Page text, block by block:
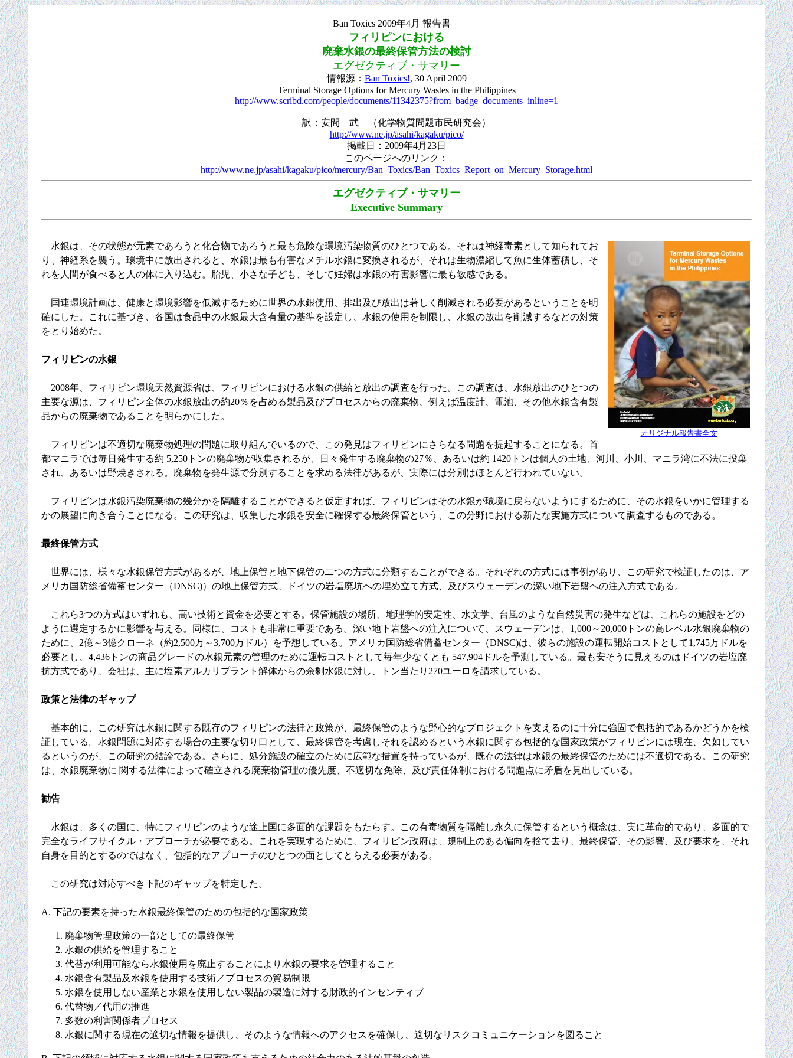
Ban Toxics 2009年4月 報告書
フィリピンにおける
廃棄水銀の最終保管方法の検討
エグゼクティブ・サマリー
情報源： Ban Toxics!, 30 April 2009
Terminal Storage Options for Mercury Wastes in the Philippines
http://www.scribd.com/people/documents/11342375?from_badge_documents_inline=1
訳：安間 武 （化学物質問題市民研究会）
http://www.ne.jp/asahi/kagaku/pico/
掲載日：2009年4月23日
このページへのリンク：
http://www.ne.jp/asahi/kagaku/pico/mercury/Ban_Toxics/Ban_Toxics_Report_on_Mercury_Storage.html
エグゼクティブ・サマリー
Executive Summary
オリジナル報告書全文
水銀は、その状態が元素であろうと化合物であろうと最も危険な環境汚染物質のひとつである。それは神経毒素として知られてお
り、神経系を襲う。環境中に放出されると、水銀は最も有害なメチル水銀に変換されるが、それは生物濃縮して魚に生体蓄積し、そ
れを人間が食べると人の体に入り込む。胎児、小さな子ども、そして妊婦は水銀の有害影響に最も敏感である。
国連環境計画は、健康と環境影響を低減するために世界の水銀使用、排出及び放出は著しく削減される必要があるということを明
確にした。これに基づき、各国は食品中の水銀最大含有量の基準を設定し、水銀の使用を制限し、水銀の放出を削減するなどの対策
をとり始めた。
フィリピンの水銀
2008年、フィリピン環境天然資源省は、フィリピンにおける水銀の供給と放出の調査を行った。この調査は、水銀放出のひとつの
主要な源は、フィリピン全体の水銀放出の約20％を占める製品及びプロセスからの廃棄物、例えば温度計、電池、その他水銀含有製
品からの廃棄物であることを明らかにした。
フィリピンは不適切な廃棄物処理の問題に取り組んでいるので、この発見はフィリピンにさらなる問題を提起することになる。首
都マニラでは毎日発生する約 5,250トンの廃棄物が収集されるが、日々発生する廃棄物の27％、あるいは約 1420トンは個人の土地、河川、小川、マニラ湾に不法に投棄
され、あるいは野焼きされる。廃棄物を発生源で分別することを求める法律があるが、実際には分別はほとんど行われていない。
フィリピンは水銀汚染廃棄物の幾分かを隔離することができると仮定すれば、フィリピンはその水銀が環境に戻らないようにするために、その水銀をいかに管理する
かの展望に向き合うことになる。この研究は、収集した水銀を安全に確保する最終保管という、この分野における新たな実施方式について調査するものである。
最終保管方式
世界には、様々な水銀保管方式があるが、地上保管と地下保管の二つの方式に分類することができる。それぞれの方式には事例があり、この研究で検証したのは、ア
メリカ国防総省備蓄センター（DNSC)）の地上保管方式、ドイツの岩塩廃坑への埋め立て方式、及びスウェーデンの深い地下岩盤への注入方式である。
これら3つの方式はいずれも、高い技術と資金を必要とする。保管施設の場所、地理学的安定性、水文学、台風のような自然災害の発生などは、これらの施設をどの
ように選定するかに影響を与える。同様に、コストも非常に重要である。深い地下岩盤への注入について、スウェーデンは、1,000～20,000トンの高レベル水銀廃棄物の
ために、2億～3億クローネ（約2,500万～3,700万ドル）を予想している。アメリカ国防総省備蓄センター（DNSC)は、彼らの施設の運転開始コストとして1,745万ドルを
必要とし、4,436トンの商品グレードの水銀元素の管理のために運転コストとして毎年少なくとも 547,904ドルを予測している。最も安そうに見えるのはドイツの岩塩廃
抗方式であり、会社は、主に塩素アルカリプラント解体からの余剰水銀に対し、トン当たり270ユーロを請求している。
政策と法律のギャップ
基本的に、この研究は水銀に関する既存のフィリピンの法律と政策が、最終保管のような野心的なプロジェクトを支えるのに十分に強固で包括的であるかどうかを検
証している。水銀問題に対応する場合の主要な切り口として、最終保管を考慮しそれを認めるという水銀に関する包括的な国家政策がフィリピンには現在、欠如してい
るというのが、この研究の結論である。さらに、処分施設の確立のために広範な措置を持っているが、既存の法律は水銀の最終保管のためには不適切である。この研究
は、水銀廃棄物に 関する法律によって確立される廃棄物管理の優先度、不適切な免除、及び責任体制における問題点に矛盾を見出している。
勧告
水銀は、多くの国に、特にフィリピンのような途上国に多面的な課題をもたらす。この有毒物質を隔離し永久に保管するという概念は、実に革命的であり、多面的で
完全なライフサイクル・アプローチが必要である。これを実現するために、フィリピン政府は、規制上のある偏向を捨て去り、最終保管、その影響、及び要求を、それ
自身を目的とするのではなく、包括的なアプローチのひとつの面としてとらえる必要がある。
この研究は対応すべき下記のギャップを特定した。
A. 下記の要素を持った水銀最終保管のための包括的な国家政策
廃棄物管理政策の一部としての最終保管
水銀の供給を管理すること
代替が利用可能なら水銀使用を廃止することにより水銀の要求を管理すること
水銀含有製品及水銀を使用する技術／プロセスの貿易制限
水銀を使用しない産業と水銀を使用しない製品の製造に対する財政的インセンティブ
代替物／代用の推進
多数の利害関係者プロセス
水銀に関する現在の適切な情報を提供し、そのような情報へのアクセスを確保し、適切なリスクコミュニケーションを図ること